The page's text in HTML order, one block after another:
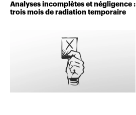
Analyses incomplètes et négligence :
trois mois de radiation temporaire